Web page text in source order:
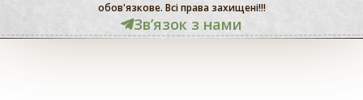
обов'язкове. Всі права захищені!!!
Звʼязок з нами